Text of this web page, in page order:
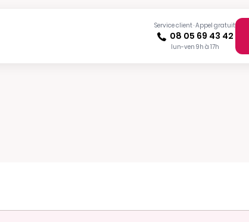
Service client · Appel gratuit
08 05 69 43 42
lun-ven 9h à 17h